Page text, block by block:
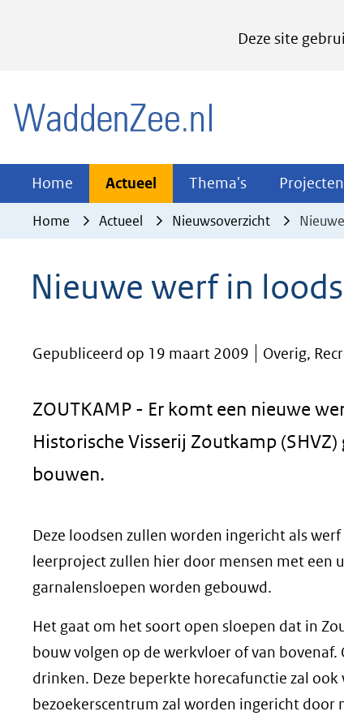
Deze site
het
cookies
website
worden
Home Actueel Actueel
Uitklappen
Thema's Thema's
Uitklappen
Projecten
Home Actueel Nieuwsoverzicht
Nieuwe werf in
Gepubliceerd op 19 maart 2009 Overig,
ZOUTKAMP - Er komt een nieuwe
Historische Visserij Zoutkamp
bouwen.
Deze loodsen zullen worden ingericht als
leerproject zullen hier door mensen met een
garnalensloepen worden gebouwd.
Het gaat om het soort open sloepen dat in
bouw volgen op de werkvloer of van
drinken. Deze beperkte horecafunctie zal
bezoekerscentrum zal worden ingericht door